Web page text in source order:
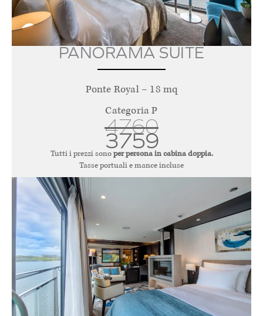
PANORAMA SUITE
Ponte Royal – 18 mq
Categoria P
4760
3759
Tutti i prezzi sonoper persona in cabina doppia.
Tasse portuali e mance incluse